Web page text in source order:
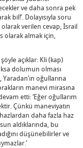
Gelir?
Ne Demektir?
ve daha sonra pek
bil!’. Dolayısıyla soru
olarak verilen cevap, İsrail
olarak almak için,
açıklar: Kli (kap)
dolumun olması
oğullarına
manevi mirasına
etti: ‘Eğer oğullarım
Çünkü maneviyatın
daha fazla haz
aldıklarında, bu
düşünebilirler ve